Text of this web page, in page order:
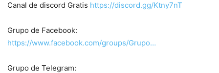
Canal de discord Gratis https://discord.gg/Ktny7nT
Grupo de Facebook:
https://www.facebook.com/groups/Grupo…
Grupo de Telegram: